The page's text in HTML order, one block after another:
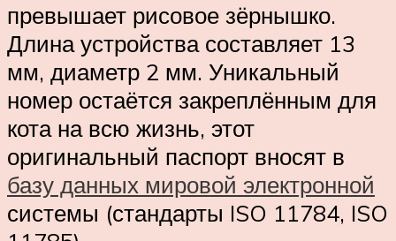
превышает рисовое зёрнышко.
Длина устройства составляет 13
мм, диаметр 2 мм. Уникальный
номер остаётся закреплённым для
кота на всю жизнь, этот
оригинальный паспорт вносят в
базу данных мировой электронной
системы (стандарты ISO 11784, ISO